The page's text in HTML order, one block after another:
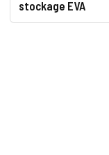
stockage EVA